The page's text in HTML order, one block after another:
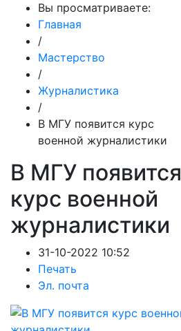
Вы просматриваете:
Главная
/
Мастерство
/
Журналистика
/
В МГУ появится курс
военной журналистики
В МГУ появится
курс военной
журналистики
31-10-2022 10:52
Печать
Эл. почта